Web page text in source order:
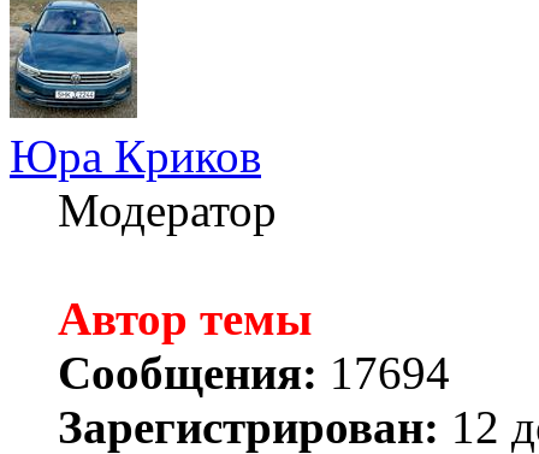
Юра Криков
Модератор
Автор темы
Сообщения: 17694
Зарегистрирован: 12